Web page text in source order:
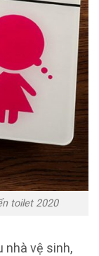
toilet 2020
nhà vệ sinh,